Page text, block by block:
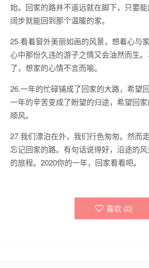
始。回家的路并不遥远就在脚下，只要
阔步就能回到那个温暖的家。
25.看着窗外美丽如画的风景，想着心与
心中那份久违的游子之情又会油然而生
了，想家的心情不言而喻。
26.一年的忙碌铺成了回家的大路，希望
一年的辛苦变成了盼望的归途，希望回
顺风。
27.我们漂泊在外，我们行色匆匆。然而
忘记回家的路。有句话说得好，沿途的
的旅程。2020你的一年，回家看看吧。
喜欢 (0)